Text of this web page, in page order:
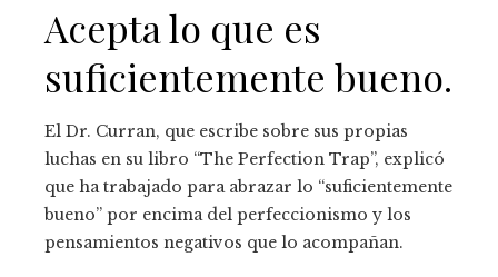
Acepta lo que es
suficientemente bueno.
El Dr. Curran, que escribe sobre sus propias
luchas en su libro “The Perfection Trap”, explicó
que ha trabajado para abrazar lo “suficientemente
bueno” por encima del perfeccionismo y los
pensamientos negativos que lo acompañan.